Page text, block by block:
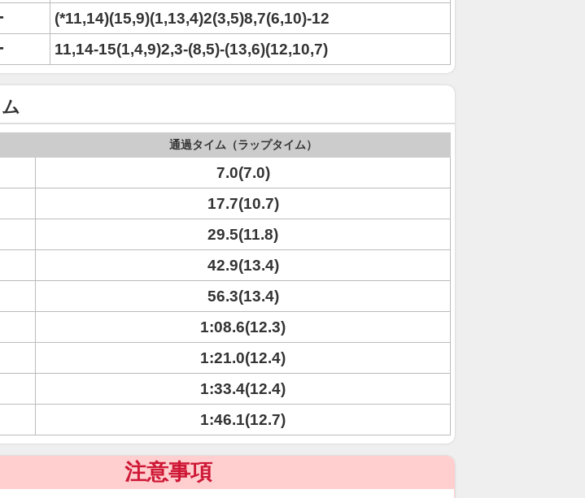
(*11,14)(15,9)(1,13,4)2(3,5)8,7(6,10)-12
11,14-15(1,4,9)2,3-(8,5)-(13,6)(12,10,7)
通過タイム（ラップタイム）
7.0(7.0)
17.7(10.7)
29.5(11.8)
42.9(13.4)
56.3(13.4)
1:08.6(12.3)
1:21.0(12.4)
1:33.4(12.4)
1:46.1(12.7)
注意事項